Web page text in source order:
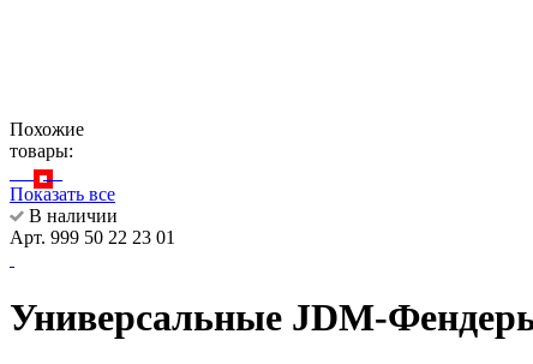
Похожие
товары:
Показать все
В наличии
Арт. 999 50 22 23 01
Универсальные JDM-